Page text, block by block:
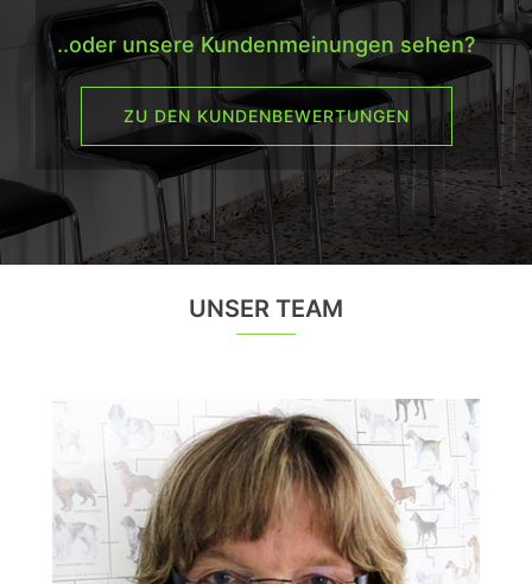
..oder unsere Kundenmeinungen sehen?
ZU DEN KUNDENBEWERTUNGEN
UNSER TEAM